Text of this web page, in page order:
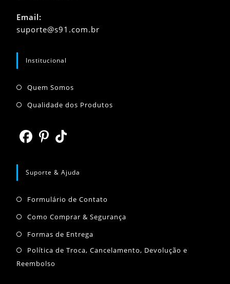
em
seu
Email:
suporte@s91.com.brAbre
Institucional
Quem SomosAbre
Qualidade dos ProdutosAbre
em
nova
aba
em
nova
aba
em
nova
Suporte & Ajuda
Formulário de Contato
aba
Como Comprar & SegurançaAbre
Formas de EntregaAbre
em
Política de Troca, Cancelamento, Devolução e
Reembolso